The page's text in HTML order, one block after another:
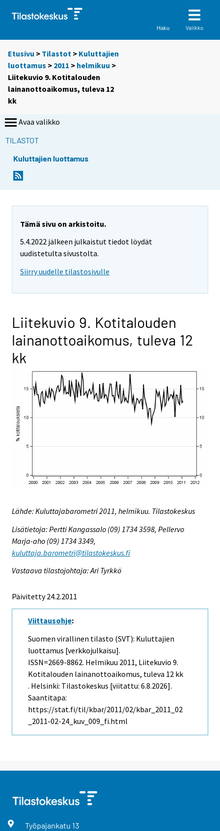
Haku Valikko
Etusivu > Tilastot > Kuluttajien
luottamus > 2011 > helmikuu >
Liitekuvio 9. Kotitalouden
lainanottoaikomus, tuleva 12
kk
Avaa valikko
TILASTOT
Kuluttajien luottamus
Tämä sivu on arkistoitu.
5.4.2022 jälkeen julkaistut tiedot löydät
uudistetulta sivustolta.
Siirry uudelle tilastosivulle
Liitekuvio 9. Kotitalouden
lainanottoaikomus, tuleva 12
kk
Lähde: Kuluttajabarometri 2011, helmikuu. Tilastokeskus
Lisätietoja: Pertti Kangassalo (09) 1734 3598, Pellervo
Marja-aho (09) 1734 3349,
kuluttaja.barometri@tilastokeskus.fi
Vastaava tilastojohtaja: Ari Tyrkkö
Päivitetty 24.2.2011
Viittausohje:
Suomen virallinen tilasto (SVT): Kuluttajien
luottamus [verkkojulkaisu].
ISSN=2669-8862. Helmikuu 2011, Liitekuvio 9.
Kotitalouden lainanottoaikomus, tuleva 12 kk
. Helsinki: Tilastokeskus [viitattu: 6.8.2026].
Saantitapa:
https://stat.fi/til/kbar/2011/02/kbar_2011_02
_2011-02-24_kuv_009_fi.html
Työpajankatu 13